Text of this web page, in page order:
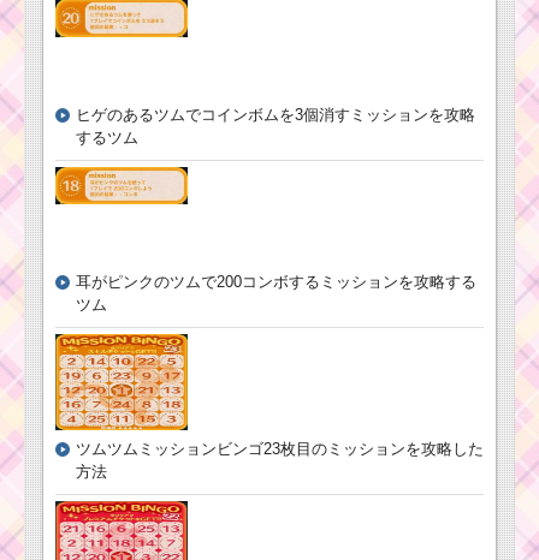
ヒゲのあるツムでコインボムを3個消すミッションを攻略
するツム
耳がピンクのツムで200コンボするミッションを攻略する
ツム
ツムツムミッションビンゴ23枚目のミッションを攻略した
方法